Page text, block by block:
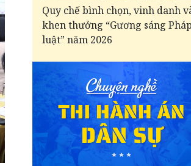
Quy chế bình chọn, vinh danh
khen thưởng “Gương sáng Pháp
luật” năm 2026